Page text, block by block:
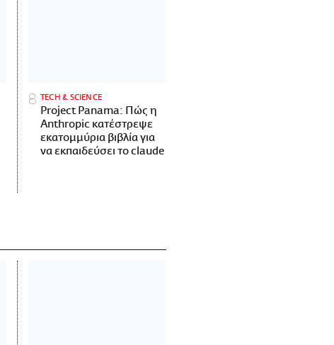
ΤECH & SCIENCE
Project Panama: Πώς η
Anthropic κατέστρεψε
εκατομμύρια βιβλία για
να εκπαιδεύσει το claude